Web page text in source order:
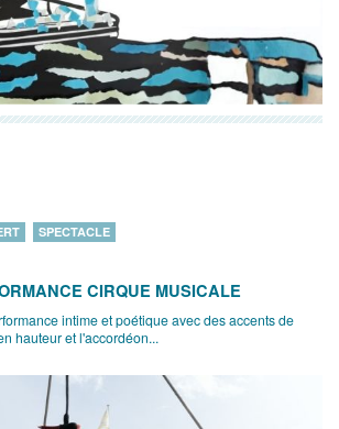
SPECTACLE
CIRQUE MUSICALE
intime et poétique avec des accents de
hauteur et l'accordéon...